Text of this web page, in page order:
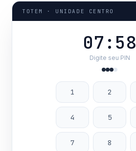
TOTEM · UNIDADE CENTRO
07:58
Digite seu PIN
1 2
4 5
7 8